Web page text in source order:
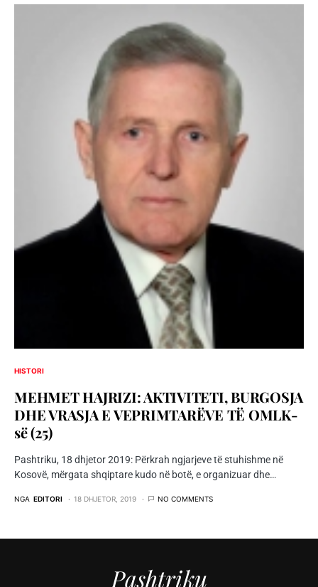
HISTORI
MEHMET HAJRIZI: AKTIVITETI, BURGOSJA
DHE VRASJA E VEPRIMTARËVE TË OMLK-
së (25)
Pashtriku, 18 dhjetor 2019: Përkrah ngjarjeve të stuhishme në
Kosovë, mërgata shqiptare kudo në botë, e organizuar dhe…
NGA EDITORI 18 DHJETOR, 2019 NO COMMENTS
Pashtriku